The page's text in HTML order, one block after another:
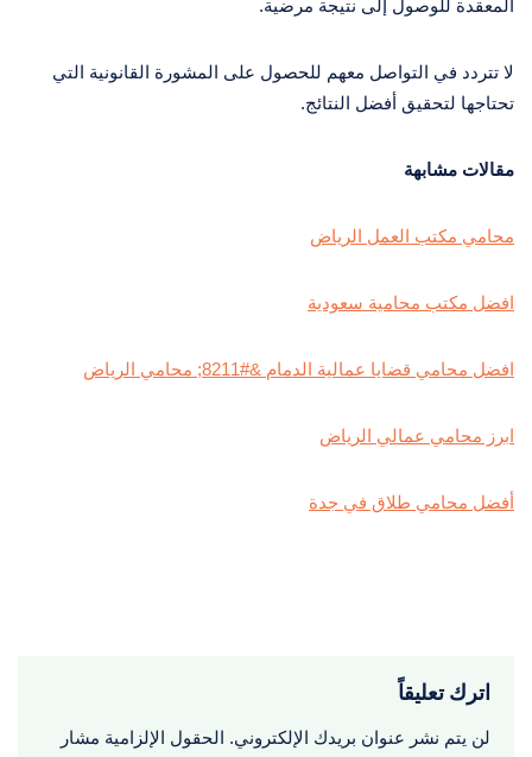
المعقدة للوصول إلى نتيجة مرضية.
لا تتردد في التواصل معهم للحصول على المشورة القانونية التي
تحتاجها لتحقيق أفضل النتائج.
مقالات مشابهة
محامي مكتب العمل الرياض
افضل مكتب محامية سعودية
افضل محامي قضايا عمالية الدمام &#8211; محامي الرياض
ابرز محامي عمالي الرياض
أفضل محامي طلاق في جدة
اترك تعليقاً
لن يتم نشر عنوان بريدك الإلكتروني. الحقول الإلزامية مشار